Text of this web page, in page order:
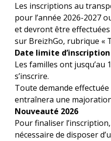
Les inscriptions au
pour l’année 2026-2027
et devront être
sur BreizhGo, rubrique «
Date limite d’inscription
Les familles ont jusqu’au
s’inscrire.
Toute demande
entraînera une
Nouveauté 2026
Pour finaliser
nécessaire de disposer